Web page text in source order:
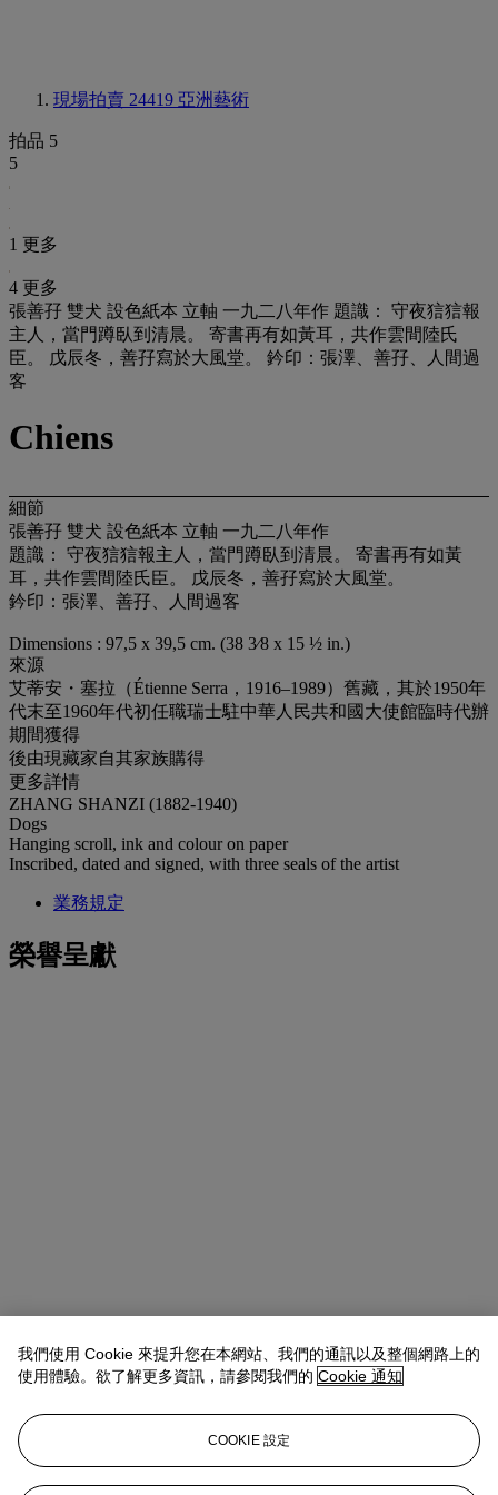
現場拍賣 24419 亞洲藝術
拍品 5
5
1 更多
4 更多
張善孖 雙犬 設色紙本 立軸 一九二八年作 題識： 守夜狺狺報
主人，當門蹲臥到清晨。 寄書再有如黃耳，共作雲間陸氏
臣。 戊辰冬，善孖寫於大風堂。 鈐印：張澤、善孖、人間過
客
Chiens
細節
張善孖 雙犬 設色紙本 立軸 一九二八年作
題識： 守夜狺狺報主人，當門蹲臥到清晨。 寄書再有如黃
耳，共作雲間陸氏臣。 戊辰冬，善孖寫於大風堂。
鈐印：張澤、善孖、人間過客
Dimensions : 97,5 x 39,5 cm. (38 3⁄8 x 15 ½ in.)
來源
艾蒂安・塞拉（Étienne Serra，1916–1989）舊藏，其於1950年
代末至1960年代初任職瑞士駐中華人民共和國大使館臨時代辦
期間獲得
後由現藏家自其家族購得
更多詳情
ZHANG SHANZI (1882-1940)
Dogs
Hanging scroll, ink and colour on paper
Inscribed, dated and signed, with three seals of the artist
業務規定
榮譽呈獻
我們使用 Cookie 來提升您在本網站、我們的通訊以及整個網路上的
使用體驗。欲了解更多資訊，請參閱我們的 Cookie 通知
COOKIE 設定